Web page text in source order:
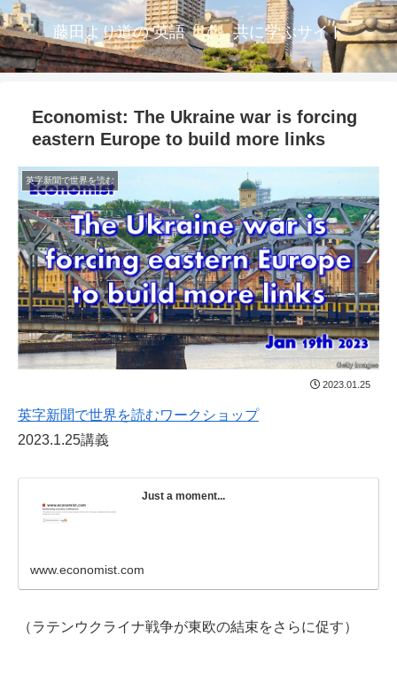
藤田より道の 英語「で」共に学ぶサイト
Economist: The Ukraine war is forcing
eastern Europe to build more links
英字新聞で世界を読む
2023.01.25
英字新聞で世界を読むワークショップ
2023.1.25講義
Just a moment...
www.economist.com
（ラテンウクライナ戦争が東欧の結束をさらに促す）